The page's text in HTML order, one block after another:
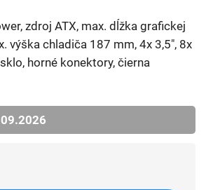
zdroj ATX, max. dĺžka grafickej
výška chladiča 187 mm, 4x 3,5", 8x
horné konektory, čierna